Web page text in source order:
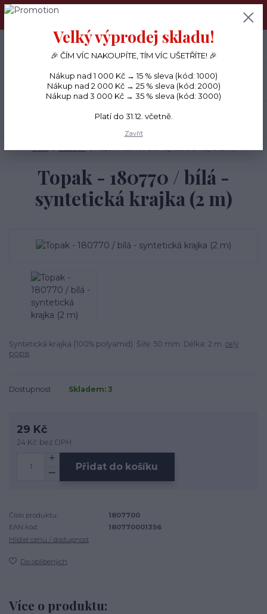
PŘÁNÍČKA a PAPÍROVÉ DÁRKY odesílám každý den, KREATIVNÍ
Menu
CZK
+420 734 380 930
(Po-Ne, 8-20 hod.)
Topak - 180770 / bílá -
syntetická krajka (2 m)
Syntetická krajka (100% polyamid). Šíře: 50 mm. Délka: 2 m. celý
popis
Dostupnost Skladem: 3
29 Kč
24 Kč bez DPH
Přidat do košíku
Číslo produktu:
1807700
EAN kód:
180770001356
Hlídat cenu / dostupnost
Do oblíbených
Více o produktu:
Velký výprodej skladu!
🎉 ČÍM VÍC NAKOUPÍTE, TÍM VÍC UŠETŘÍTE! 🎉
Nákup nad 1 000 Kč → 15 % sleva (kód: 1000)
Nákup nad 2 000 Kč → 25 % sleva (kód: 2000)
Nákup nad 3 000 Kč → 35 % sleva (kód: 3000)
Platí do 31.12. včetně.
Zavřít